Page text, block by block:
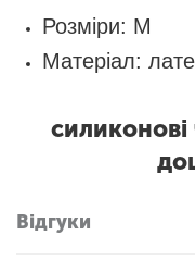
Розміри: M
Матеріал:
силиконові
Відгуки